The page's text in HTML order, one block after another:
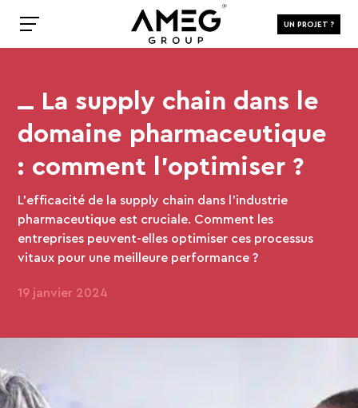
UN PROJET ?
La supply chain dans le
domaine pharmaceutique
: comment l’optimiser ?
L’efficacité de la supply chain dans l'industrie
pharmaceutique est cruciale. Comment les
entreprises peuvent-elles optimiser ces processus
vitaux pour une meilleure performance ?
19 janvier 2024